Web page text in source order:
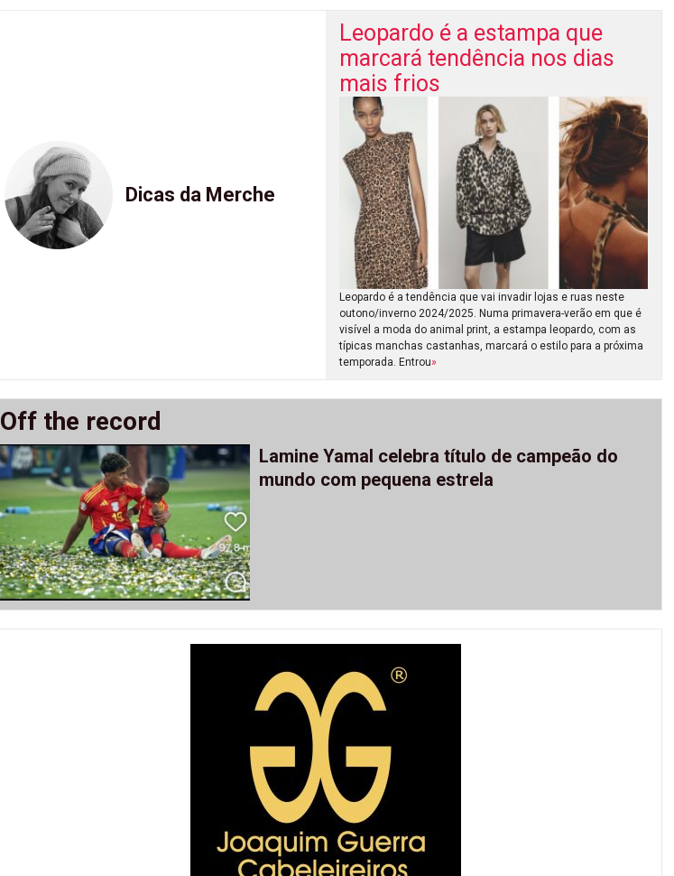
Dicas da Merche
Leopardo é a estampa que
marcará tendência nos dias
mais frios
Leopardo é a tendência que vai invadir lojas e ruas neste
outono/inverno 2024/2025. Numa primavera-verão em que é
visível a moda do animal print, a estampa leopardo, com as
típicas manchas castanhas, marcará o estilo para a próxima
temporada. Entrou»
Off the record
Lamine Yamal celebra título de campeão do
mundo com pequena estrela